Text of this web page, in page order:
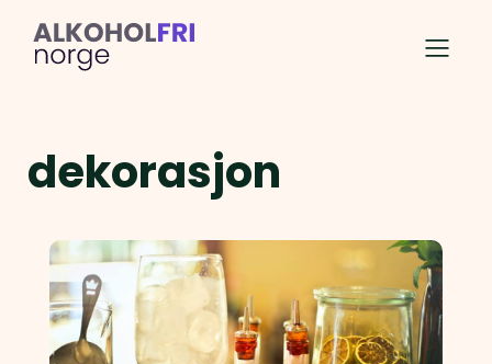
dekorasjon